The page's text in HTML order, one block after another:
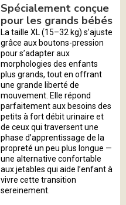
Spécialement conçue
pour les grands bébés
La taille XL (15–32 kg) s’ajuste
grâce aux boutons-pression
pour s’adapter aux
morphologies des enfants
plus grands, tout en offrant
une grande liberté de
mouvement. Elle répond
parfaitement aux besoins des
petits à fort débit urinaire et
de ceux qui traversent une
phase d’apprentissage de la
propreté un peu plus longue —
une alternative confortable
aux jetables qui aide l’enfant à
vivre cette transition
sereinement.